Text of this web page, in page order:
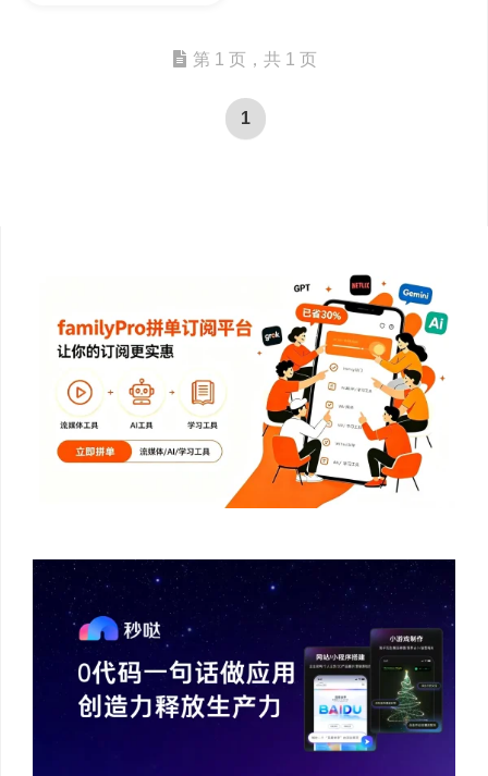
第 1 页，共 1 页
1